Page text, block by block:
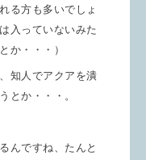
る方も多いでしょ
入っていないみた
か・・・）
知人でアクアを潰
とか・・・。
んですね、たんと